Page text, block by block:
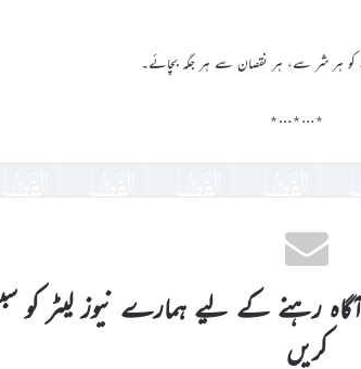
کو ہر شر سے، ہر نقصان سے ہر جگہ بچائے۔
٭…٭…٭
رہنے کے لیے ہمارے نیوز لیٹر کو
کریں